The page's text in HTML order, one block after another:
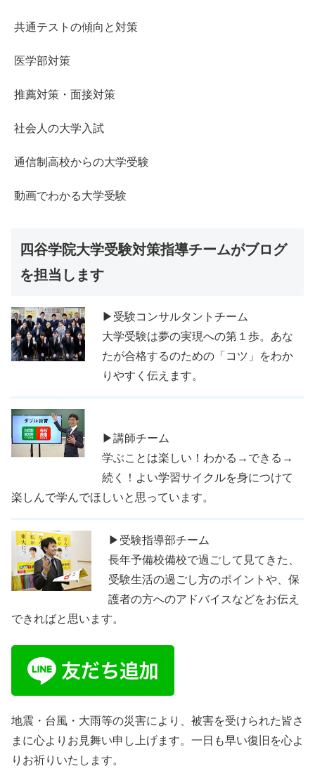
共通テストの傾向と対策
医学部対策
推薦対策・面接対策
社会人の大学入試
通信制高校からの大学受験
動画でわかる大学受験
四谷学院大学受験対策指導チームがブログ
を担当します
▶受験コンサルタントチーム
大学受験は夢の実現への第１歩。あな
たが合格するのための「コツ」をわか
りやすく伝えます。
▶講師チーム
学ぶことは楽しい！わかる→できる→
続く！よい学習サイクルを身につけて
楽しんで学んでほしいと思っています。
▶受験指導部チーム
長年予備校備校で過ごして見てきた、
受験生活の過ごし方のポイントや、保
護者の方へのアドバイスなどをお伝え
できればと思います。
地震・台風・大雨等の災害により、被害を受けられた皆さ
まに心よりお見舞い申し上げます。一日も早い復旧を心よ
りお祈りいたします。